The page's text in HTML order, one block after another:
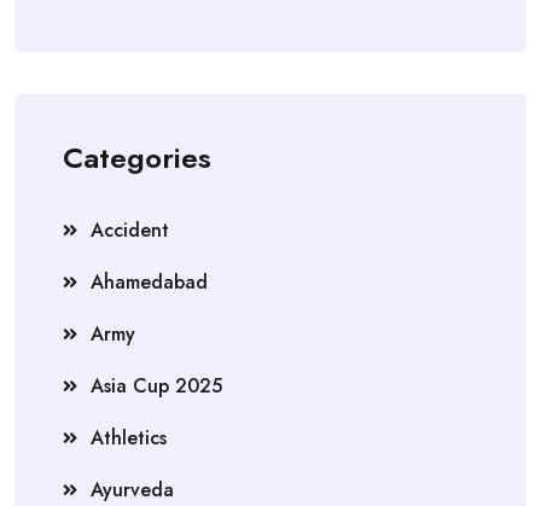
Categories
Accident
Ahamedabad
Army
Asia Cup 2025
Athletics
Ayurveda